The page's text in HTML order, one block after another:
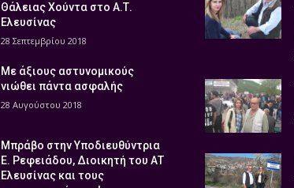
Θάλειας Χούντα στο Α.Τ.
Ελευσίνας
28 Σεπτεμβρίου 2018
Με άξιους αστυνομικούς
νιώθει πάντα ασφαλής
28 Αυγούστου 2018
Μπράβο στην Υποδιευθύντρια
Ε. Ρεφειάδου, Διοικητή του ΑΤ
Ελευσίνας και τους